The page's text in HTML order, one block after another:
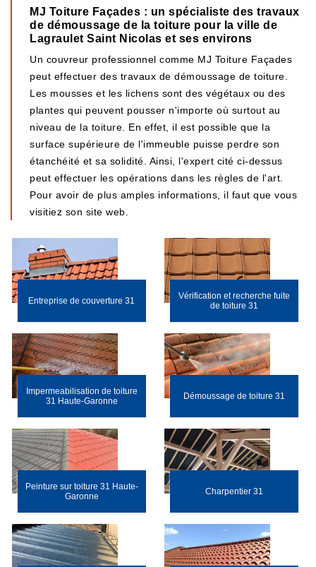
MJ Toiture Façades : un spécialiste des travaux
de démoussage de la toiture pour la ville de
Lagraulet Saint Nicolas et ses environs
Un couvreur professionnel comme MJ Toiture Façades
peut effectuer des travaux de démoussage de toiture.
Les mousses et les lichens sont des végétaux ou des
plantes qui peuvent pousser n'importe où surtout au
niveau de la toiture. En effet, il est possible que la
surface supérieure de l'immeuble puisse perdre son
étanchéité et sa solidité. Ainsi, l'expert cité ci-dessus
peut effectuer les opérations dans les règles de l'art.
Pour avoir de plus amples informations, il faut que vous
visitiez son site web.
Entreprise de couverture 31
Vérification et recherche fuite
de toiture 31
Impermeabilisation de toiture
31 Haute-Garonne
Démoussage de toiture 31
Peinture sur toiture 31 Haute-
Garonne
Charpentier 31